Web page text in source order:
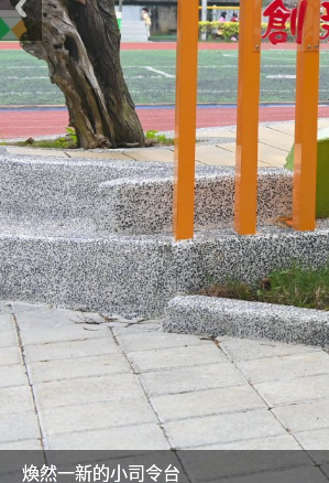
美麗的操場是我們活力的來源
美麗的操場是我們活力的來源
煥然一新的小司令台
煥然一新的小司令台
富含桃園埤塘田園風光意象的中廊
富含桃園埤塘田園風光意象的中廊
嶄新的中庭廣場
嶄新的中庭廣場
水生池生生不息
水生池生生不息